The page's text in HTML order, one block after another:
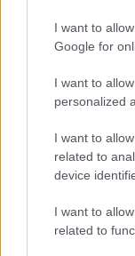
I want to
Google for
I want to
personalized
I want to
related to
device
I want to
related to
UPDATE
WHERE PARM
และบริการแบตช์ บ
จะรับรู้การเปลี่ยนแ
ฉันไม่แนะนำให้ใช้
แวดล้อมที่สำคัญอื่น
บนเครื่องพัฒนาซอ